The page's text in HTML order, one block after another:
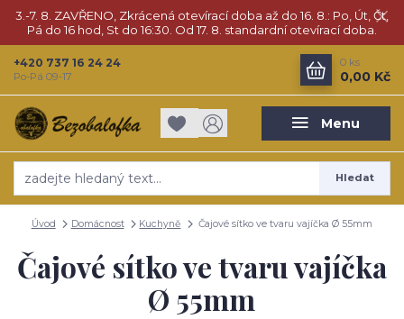
3.-7. 8. ZAVŘENO, Zkrácená otevírací doba až do 16. 8.: Po, Út, Čt,
Pá do 16 hod, St do 16:30. Od 17. 8. standardní otevírací doba.
Menu
Hledat
+420 737 16 24 24
Po-Pá 09-17
0 ks
0,00 Kč
Úvod Domácnost Kuchyně Čajové sítko ve tvaru vajíčka Ø 55mm
Čajové sítko ve tvaru vajíčka
Ø 55mm